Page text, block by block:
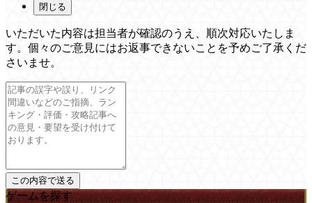
閉じる
いただいた内容は担当者が確認のうえ、順次対応いたしま
す。個々のご意見にはお返事できないことを予めご了承くだ
さいませ。
ゲームを探す